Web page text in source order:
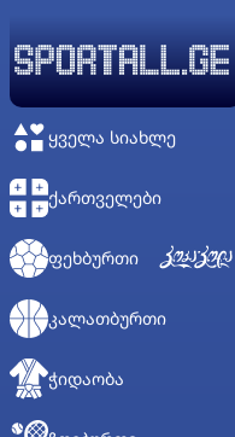
ᲧᲕᲔᲚᲐ ᲡᲘᲐᲮᲚᲔ
ᲥᲐᲠᲗᲕᲔᲚᲔᲑᲘ
ᲤᲔᲮᲑᲣᲠᲗᲘ
ᲙᲐᲚᲐᲗᲑᲣᲠᲗᲘ
ᲭᲘᲓᲐᲝᲑᲐ